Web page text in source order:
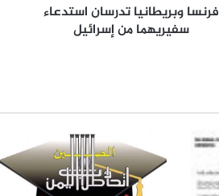
فرنسا وبريطانيا تدرسان استدعاء
سفيريهما من إسرائيل